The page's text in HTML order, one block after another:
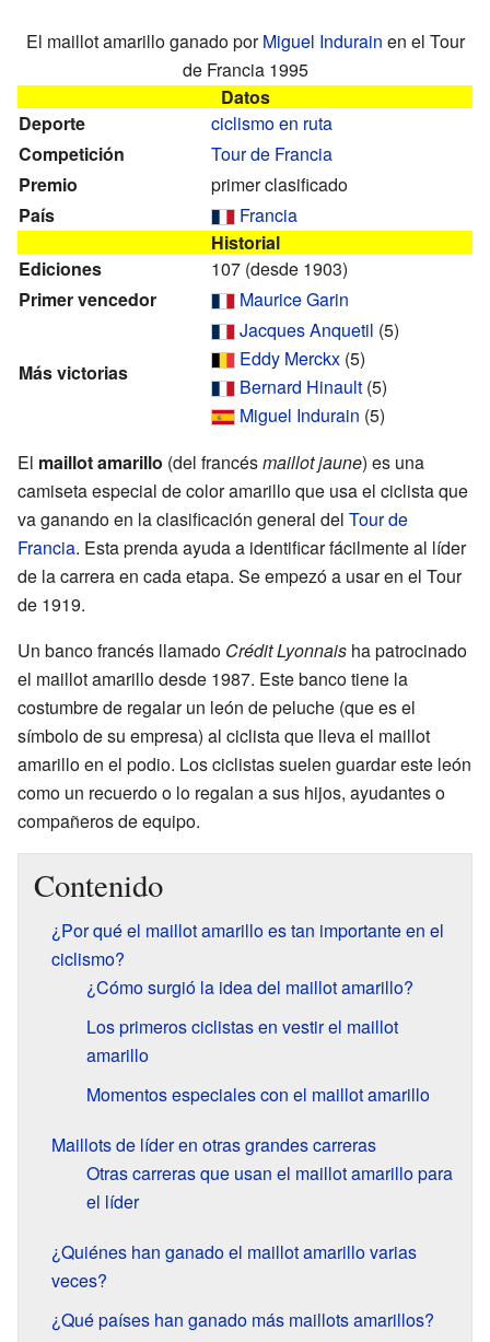
El maillot amarillo ganado porMiguel Indurain en el Tour
de Francia 1995
Datos
Deporte
ciclismo en ruta
Competición
Tour de Francia
Premio
primer clasificado
País
Francia
Historial
Ediciones
107 (desde 1903)
Primer vencedor
Maurice Garin
Más victorias
Jacques Anquetil (5)
Eddy Merckx (5)
Bernard Hinault (5)
Miguel Indurain (5)
El maillot amarillo (del francésmaillot jaune) es una
camiseta especial de color amarillo que usa el ciclista que
va ganando en la clasificación general del Tour de
Francia. Esta prenda ayuda a identificar fácilmente al líder
de la carrera en cada etapa. Se empezó a usar en el Tour
de 1919.
Un banco francés llamado Crédit Lyonnais ha patrocinado
el maillot amarillo desde 1987. Este banco tiene la
costumbre de regalar un león de peluche (que es el
símbolo de su empresa) al ciclista que lleva el maillot
amarillo en el podio. Los ciclistas suelen guardar este león
como un recuerdo o lo regalan a sus hijos, ayudantes o
compañeros de equipo.
Contenido
¿Por qué el maillot amarillo es tan importante en el
ciclismo?
¿Cómo surgió la idea del maillot amarillo?
Los primeros ciclistas en vestir el maillot
amarillo
Momentos especiales con el maillot amarillo
Maillots de líder en otras grandes carreras
Otras carreras que usan el maillot amarillo para
el líder
¿Quiénes han ganado el maillot amarillo varias
veces?
¿Qué países han ganado más maillots amarillos?